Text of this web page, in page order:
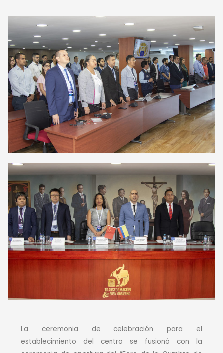
La ceremonia de celebración para el
establecimiento del centro se fusionó con la